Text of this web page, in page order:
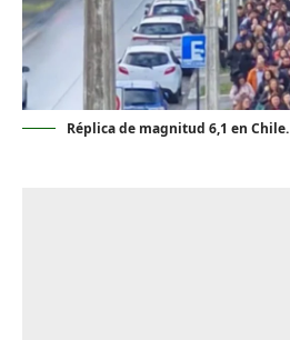
Réplica de magnitud 6,1 en Chile.